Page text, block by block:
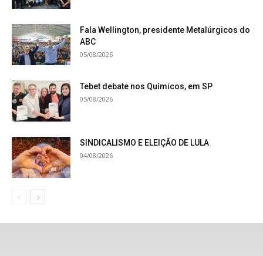
Fala Wellington, presidente Metalúrgicos do
ABC
05/08/2026
Tebet debate nos Químicos, em SP
05/08/2026
SINDICALISMO E ELEIÇÃO DE LULA
04/08/2026